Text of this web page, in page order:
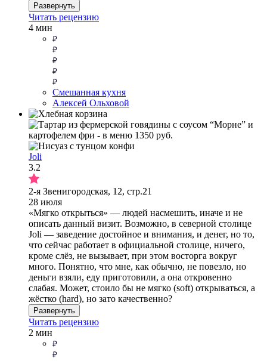
Развернуть
Читать рецензию
4 мин
Смешанная кухня
Алексей Ольховой
Joli
3.2
2-я Звенигородская, 12, стр.21
28 июля
«Мягко открыться» — людей насмешить, иначе и не
описать данный визит. Возможно, в северной столице
Joli — заведение достойное и внимания, и денег, но то,
что сейчас работает в официальной столице, ничего,
кроме слёз, не вызывает, при этом восторга вокруг
много. Понятно, что мне, как обычно, не повезло, но
деньги взяли, еду приготовили, а она откровенно
слабая. Может, стоило бы не мягко (soft) открываться, а
жёстко (hard), но зато качественно?
Развернуть
Читать рецензию
2 мин